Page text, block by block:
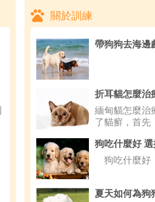
關於訓練
帶狗狗去海邊
緬甸貓怎麼治
了貓癬，首先
狗吃什麼好
夏天如何為狗